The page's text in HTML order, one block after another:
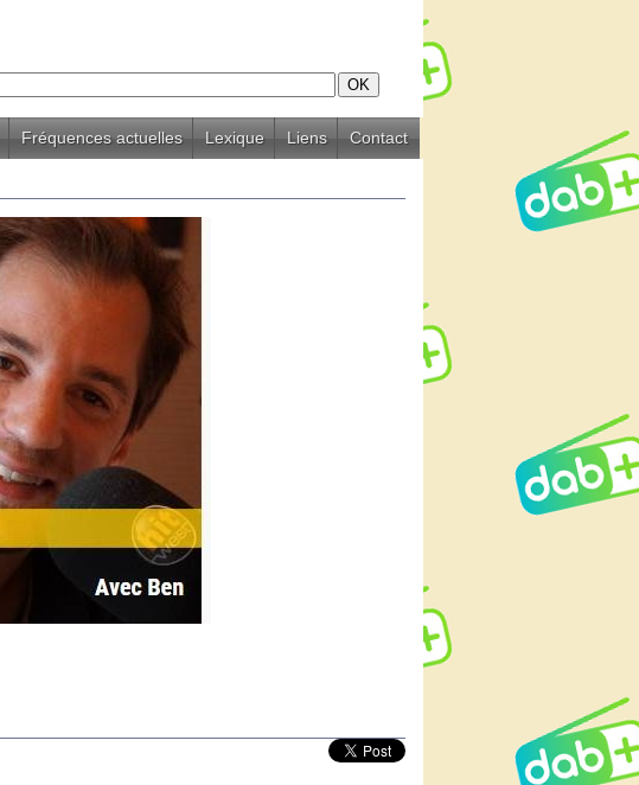
Fréquences actuelles Lexique Liens Contact